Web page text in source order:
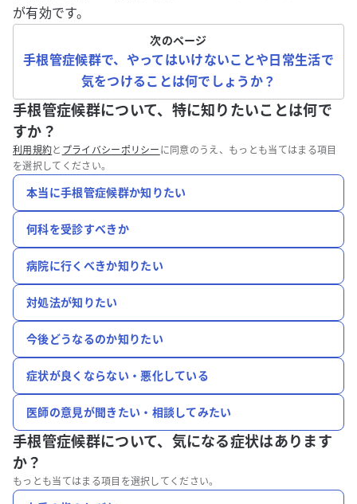
が有効です。
次のページ
手根管症候群で、やってはいけないことや日常生活で
気をつけることは何でしょうか？
手根管症候群について、特に知りたいことは何で
すか？
利用規約と プライバシーポリシー に同意のうえ、もっとも当てはまる項目
を選択してください。
本当に手根管症候群か知りたい
何科を受診すべきか
病院に行くべきか知りたい
対処法が知りたい
今後どうなるのか知りたい
症状が良くならない・悪化している
医師の意見が聞きたい・相談してみたい
手根管症候群について、 気になる症状はあります
か？
もっとも当てはまる項目を選択してください。